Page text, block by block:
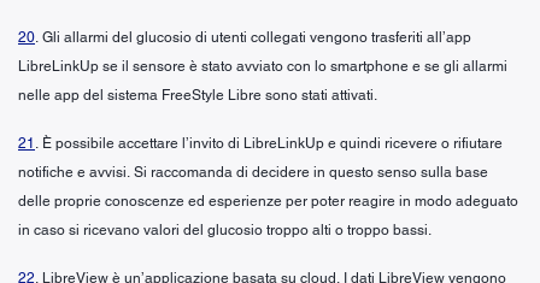
20. Gli allarmi del glucosio di utenti collegati vengono trasferiti all’app
LibreLinkUp se il sensore è stato avviato con lo smartphone e se gli allarmi
nelle app del sistema FreeStyle Libre sono stati attivati.
21 . È possibile accettare l’invito di LibreLinkUp e quindi ricevere o rifiutare
notifiche e avvisi. Si raccomanda di decidere in questo senso sulla base
delle proprie conoscenze ed esperienze per poter reagire in modo adeguato
in caso si ricevano valori del glucosio troppo alti o troppo bassi.
22. LibreView è un’applicazione basata su cloud. I dati LibreView vengono